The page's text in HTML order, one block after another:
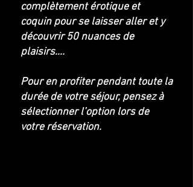
complètement érotique et
coquin pour se laisser aller et y
découvrir 50 nuances de
plaisirs….
Pour en profiter pendant toute la
durée de votre séjour, pensez à
sélectionner l’option lors de
votre réservation.